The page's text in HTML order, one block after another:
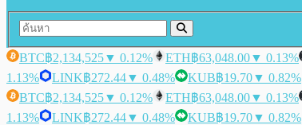
BTC฿2,134,525▼ 0.12% ETH฿63,048.00▼ 0.13%
1.13%
LINK฿272.44▼ 0.48% KUB฿19.70▼ 0.82%
BTC฿2,134,525▼ 0.12% ETH฿63,048.00▼ 0.13%
1.13%
LINK฿272.44▼ 0.48% KUB฿19.70▼ 0.82%